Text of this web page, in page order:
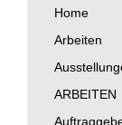
Home
Arbeiten
ARBEITEN